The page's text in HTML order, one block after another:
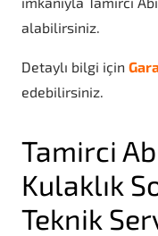
alabilirsiniz.
Detaylı bilgi için
edebilirsiniz.
Tamirci
Kulaklık
Teknik